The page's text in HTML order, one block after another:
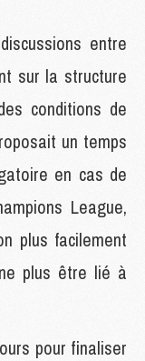
entre
sur la structure
conditions de
un temps
en cas de
League,
plus facilement
plus être lié à
pour finaliser